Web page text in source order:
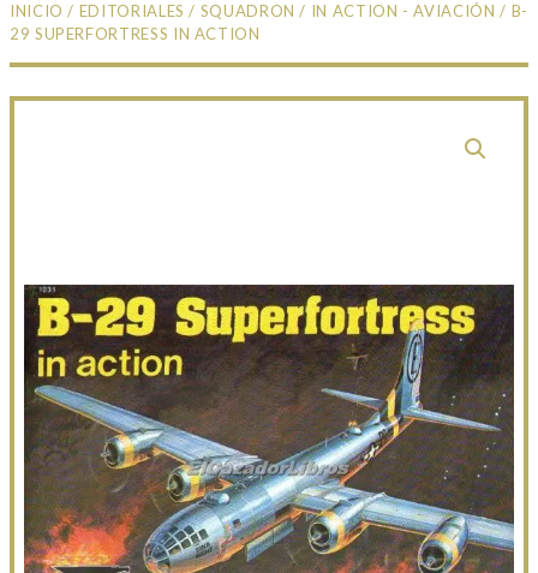
INICIO / EDITORIALES / SQUADRON / IN ACTION - AVIACIÓN / B-
29 SUPERFORTRESS IN ACTION